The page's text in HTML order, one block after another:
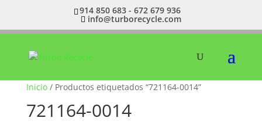
914 850 683 - 672 679 936
info@turborecycle.com
Inicio/ Productos etiquetados “721164-0014”
721164-0014